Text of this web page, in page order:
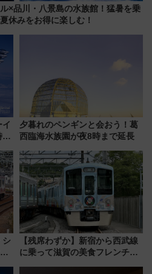
×品川・八景島の水族館！猛暑を乗
休みをお得に楽しむ！
ダ
夕暮れのペンギンと会おう！葛
西臨海水族園が夜8時まで延長
シ
【残席わずか】新宿から西武線
に乗って滋賀の美食フレンチを